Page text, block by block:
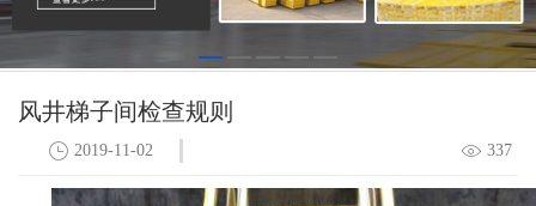
风井梯子间检查规则
337
2019-11-02